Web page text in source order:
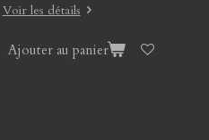
Voir les détails
Ajouter au panier